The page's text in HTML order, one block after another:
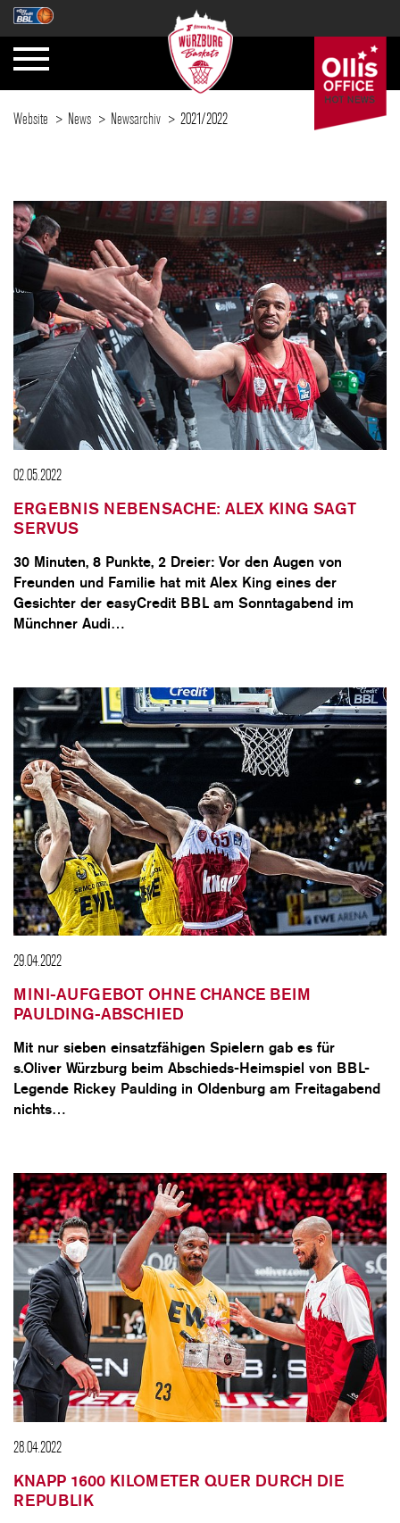
SAISON
TICKETS
NEWS
FANZONE
CLUB
DANCERS
PARTNER
AKADEMIE
Website News Newsarchiv 2021/2022
02.05.2022
ERGEBNIS NEBENSACHE: ALEX KING SAGT
SERVUS
30 Minuten, 8 Punkte, 2 Dreier: Vor den Augen von
Freunden und Familie hat mit Alex King eines der
Gesichter der easyCredit BBL am Sonntagabend im
Münchner Audi…
29.04.2022
MINI-AUFGEBOT OHNE CHANCE BEIM
PAULDING-ABSCHIED
Mit nur sieben einsatzfähigen Spielern gab es für
s.Oliver Würzburg beim Abschieds-Heimspiel von BBL-
Legende Rickey Paulding in Oldenburg am Freitagabend
nichts…
28.04.2022
KNAPP 1600 KILOMETER QUER DURCH DIE
REPUBLIK